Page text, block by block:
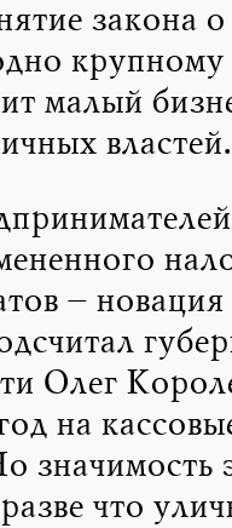
закона
крупному
малый
властей.
–
Олег
на
значимость
что